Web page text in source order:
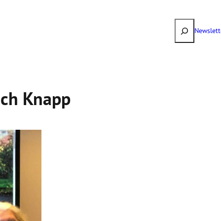
Suchen
Knapp